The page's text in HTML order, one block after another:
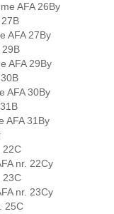
AFA 26By
AFA 27By
AFA 29By
AFA 30By
AFA 31By
22C
nr. 22Cy
23C
nr. 23Cy
25C